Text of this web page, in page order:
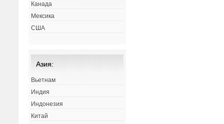
Канада
Мексика
США
Азия:
Вьетнам
Индия
Индонезия
Китай